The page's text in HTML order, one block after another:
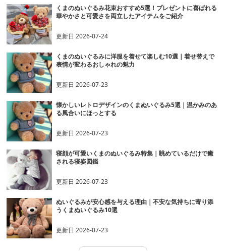
くまのぬいぐるみ花束おすすめ5選！プレゼントに喜ばれる
華やかさと可愛さを両立したアイテムをご紹介
更新日2026-07-24
くまのぬいぐるみに洋服を着せて楽しむ10選｜着せ替えで
表情が変わるおしゃれの魅力
更新日2026-07-23
懐かしいレトロデザインのくまぬいぐるみ5選｜温かみのあ
る風合いにほっとする
更新日2026-07-23
寝顔が可愛いくまのぬいぐるみ特集｜眺めているだけで癒
される寝姿図鑑
更新日2026-07-23
ぬいぐるみが安心感を与える理由｜不安な気持ちに寄り添
うくまぬいぐるみ10選
更新日2026-07-23